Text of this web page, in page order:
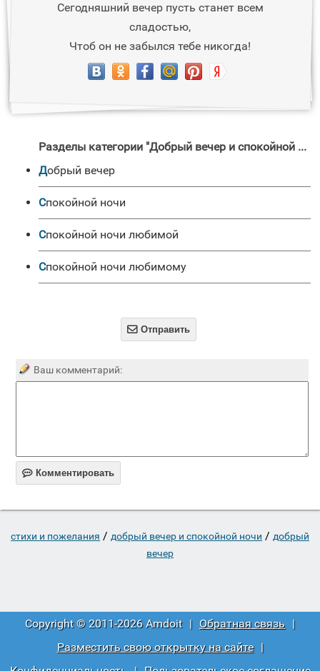
Сегодняшний вечер пусть станет всем
сладостью,
Чтоб он не забылся тебе никогда!
Разделы категории "Добрый вечер и спокойной ночи"
Добрый вечер
Спокойной ночи
Спокойной ночи любимой
Спокойной ночи любимому
 Отправить
Ваш комментарий:
 Комментировать
стихи и пожелания / добрый вечер и спокойной ночи / добрый
вечер
Copyright © 2011-2026 Amdoit | Обратная связь |
Разместить свою открытку на сайте
|